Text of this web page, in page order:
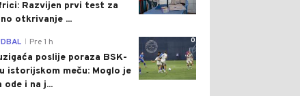
Razvijen prvi test za
otkrivanje ...
0
Pre 1 h
poslije poraza BSK-
istorijskom meču: Moglo je
ode i na j...